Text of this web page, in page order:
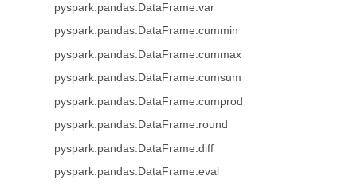
pyspark.pandas.DataFrame.var
pyspark.pandas.DataFrame.cummin
pyspark.pandas.DataFrame.cummax
pyspark.pandas.DataFrame.cumsum
pyspark.pandas.DataFrame.cumprod
pyspark.pandas.DataFrame.round
pyspark.pandas.DataFrame.diff
pyspark.pandas.DataFrame.eval